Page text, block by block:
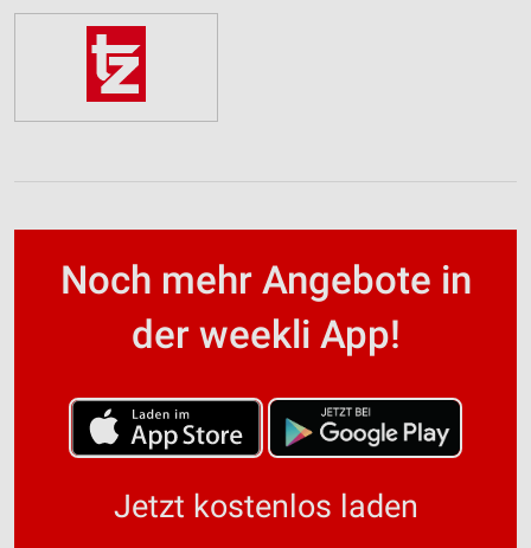
Noch mehr Angebote in
der weekli App!
Jetzt kostenlos laden